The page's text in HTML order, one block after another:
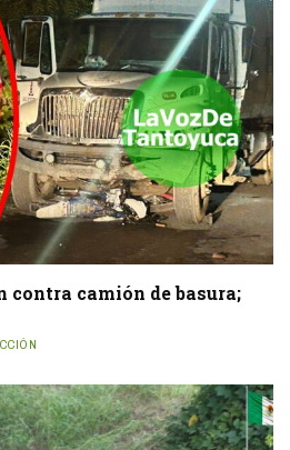
camión de basura;